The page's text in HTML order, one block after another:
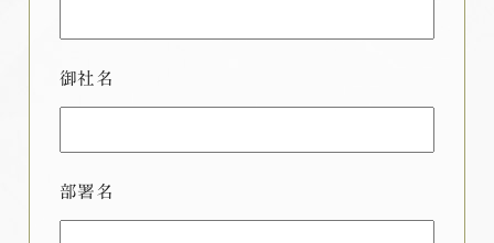
御社名
部署名